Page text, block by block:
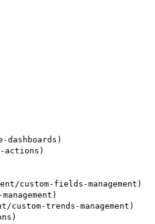
dashboards)
actions)
custom-fields-management)
trends-management)